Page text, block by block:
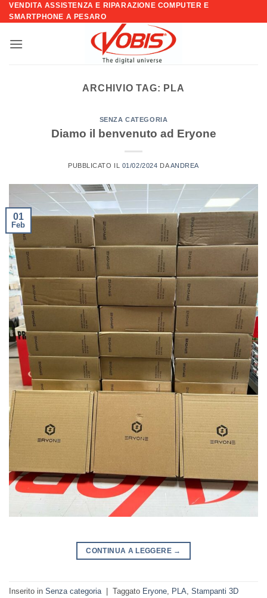
Salta
ai
VENDITA ASSISTENZA E RIPARAZIONE COMPUTER E
SMARTPHONE A PESARO
ARCHIVIO TAG: PLA
SENZA CATEGORIA
Diamo il benvenuto ad Eryone
PUBBLICATO IL 01/02/2024 DAANDREA
01
Feb
CONTINUA A LEGGERE →
Inserito in Senza categoria Taggato Eryone, PLA, Stampanti 3D